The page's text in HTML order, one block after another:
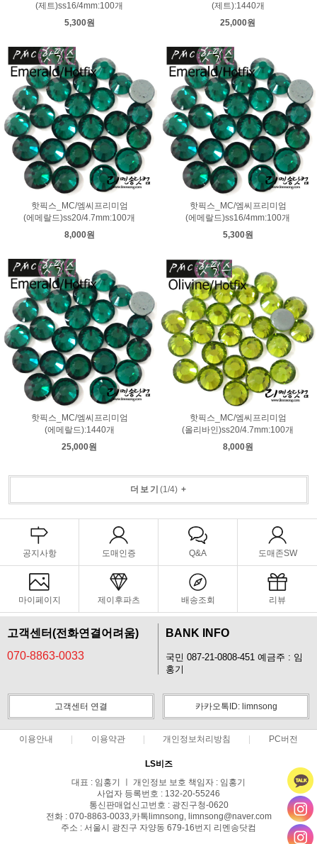
(제트)ss16/4mm:100개
5,300원
(제트):1440개
25,000원
핫픽스_MC/엠씨프리미엄
(에메랄드)ss20/4.7mm:100개
8,000원
핫픽스_MC/엠씨프리미엄
(에메랄드)ss16/4mm:100개
5,300원
핫픽스_MC/엠씨프리미엄
(에메랄드):1440개
25,000원
핫픽스_MC/엠씨프리미엄
(올리바인)ss20/4.7mm:100개
8,000원
더보기 (1/4)+
공지사항 도매인증 Q&A 도매존SW
마이페이지 제이후파츠 배송조회 리뷰
고객센터(전화연결어려움)
070-8863-0033
BANK INFO
국민 087-21-0808-451 예금주 : 임
홍기
고객센터 연결 카카오톡ID: limnsong
이용안내 이용약관 개인정보처리방침 PC버전
LS비즈
대표 : 임홍기 ㅣ 개인정보 보호 책임자 : 임홍기
사업자 등록번호 : 132-20-55246
통신판매업신고번호 : 광진구청-0620
전화 : 070-8863-0033,카톡limnsong, limnsong@naver.com
주소 : 서울시 광진구 자양동 679-16번지 리멘송닷컴